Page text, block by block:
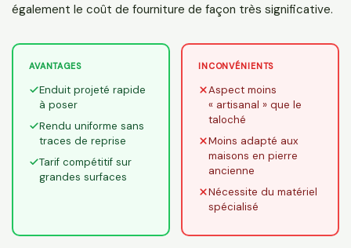
également le coût de fourniture de façon très significative.
AVANTAGES
Enduit projeté rapide
à poser
Rendu uniforme sans
traces de reprise
Tarif compétitif sur
grandes surfaces
INCONVÉNIENTS
Aspect moins
« artisanal » que le
taloché
Moins adapté aux
maisons en pierre
ancienne
Nécessite du matériel
spécialisé